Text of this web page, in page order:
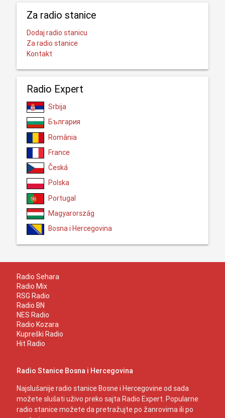
Za radio stanice
Dodaj radio stanicu
Za radio stanice
Kontakt
Radio Expert
Srbija
България
România
France
Česká
Polska
Portugal
Magyarország
Bosna i Hercegovina
Radio Sehara
Radio Mix
RSG Radio
Radio BN
NES Radio
Radio Kozara
Kupreški Radio
Hit Radio
Radio Stanice Bosna i Hercegovina
Najslušanije radio stanice Bosne i Hercegovine od sada
možete slušati uživo preko sajta Radio Expert. Popularne
radio stanice možete da pretražujte po žanrovima ili po